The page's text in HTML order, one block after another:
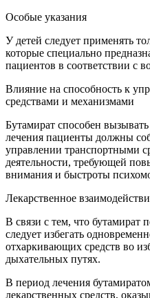
Особые указания
У детей следует применять
которые специально
пациентов в соответствии с
Влияние на способность к
средствами и механизмами
Бутамират способен
лечения пациенты должны
управлении транспортными
деятельности, требующей
внимания и быстроты
Лекарственное
В связи с тем, что бутамират
следует избегать
отхаркивающих средств во
дыхательных путях.
В период лечения
лекарственных средств,